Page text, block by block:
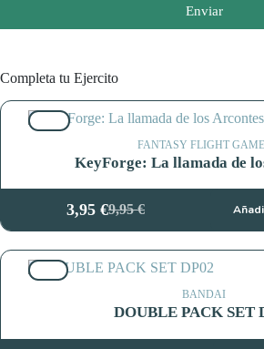
Enviar
Completa tu Ejercito
FANTASY FLIGHT
KeyForge: La llamada de
9,95€
El
precio
original
era:
3,95 €El
precio
actual
es:
BANDAI
DOUBLE PACK SET